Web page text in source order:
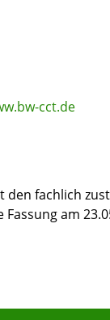
cct.de
fachlich
am